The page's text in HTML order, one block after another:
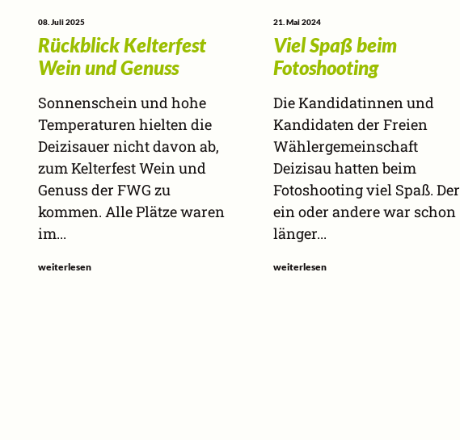
08. Juli 2025
Rückblick Kelterfest
Wein und Genuss
Sonnenschein und hohe
Temperaturen hielten die
Deizisauer nicht davon ab,
zum Kelterfest Wein und
Genuss der FWG zu
kommen. Alle Plätze waren
im...
weiterlesen
21. Mai 2024
Viel Spaß beim
Fotoshooting
Die Kandidatinnen und
Kandidaten der Freien
Wählergemeinschaft
Deizisau hatten beim
Fotoshooting viel Spaß. Der
ein oder andere war schon
länger...
weiterlesen